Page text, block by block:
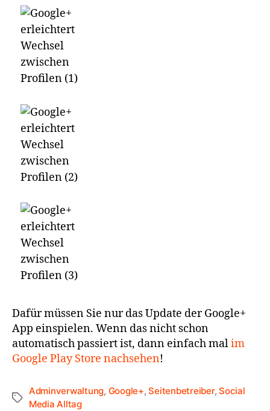
Dafür müssen Sie nur das Update der Google+
App einspielen. Wenn das nicht schon
automatisch passiert ist, dann einfach malim
Google Play Store nachsehen!
Adminverwaltung, Google+,Seitenbetreiber,Social
Media Alltag